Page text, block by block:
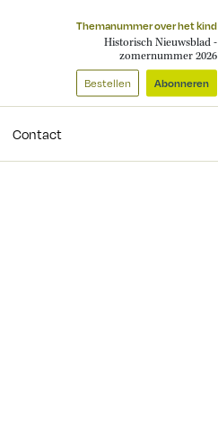
Themanummer over het kind
Historisch Nieuwsblad -
zomernummer 2026
Bestellen Abonneren
Contact